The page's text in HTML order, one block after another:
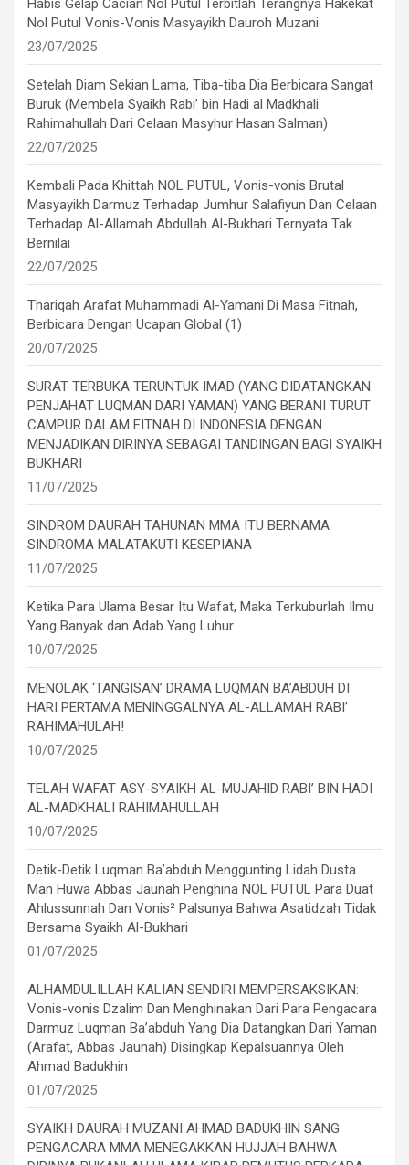
Habis Gelap Cacian Nol Putul Terbitlah Terangnya Hakekat
Nol Putul Vonis-Vonis Masyayikh Dauroh Muzani
23/07/2025
Setelah Diam Sekian Lama, Tiba-tiba Dia Berbicara Sangat
Buruk (Membela Syaikh Rabi’ bin Hadi al Madkhali
Rahimahullah Dari Celaan Masyhur Hasan Salman)
22/07/2025
Kembali Pada Khittah NOL PUTUL, Vonis-vonis Brutal
Masyayikh Darmuz Terhadap Jumhur Salafiyun Dan Celaan
Terhadap Al-Allamah Abdullah Al-Bukhari Ternyata Tak
Bernilai
22/07/2025
Thariqah Arafat Muhammadi Al-Yamani Di Masa Fitnah,
Berbicara Dengan Ucapan Global (1)
20/07/2025
SURAT TERBUKA TERUNTUK IMAD (YANG DIDATANGKAN
PENJAHAT LUQMAN DARI YAMAN) YANG BERANI TURUT
CAMPUR DALAM FITNAH DI INDONESIA DENGAN
MENJADIKAN DIRINYA SEBAGAI TANDINGAN BAGI SYAIKH
BUKHARI
11/07/2025
SINDROM DAURAH TAHUNAN MMA ITU BERNAMA
SINDROMA MALATAKUTI KESEPIANA
11/07/2025
Ketika Para Ulama Besar Itu Wafat, Maka Terkuburlah Ilmu
Yang Banyak dan Adab Yang Luhur
10/07/2025
MENOLAK ‘TANGISAN’ DRAMA LUQMAN BA’ABDUH DI
HARI PERTAMA MENINGGALNYA AL-ALLAMAH RABI’
RAHIMAHULAH!
10/07/2025
TELAH WAFAT ASY-SYAIKH AL-MUJAHID RABI’ BIN HADI
AL-MADKHALI RAHIMAHULLAH
10/07/2025
Detik-Detik Luqman Ba’abduh Menggunting Lidah Dusta
Man Huwa Abbas Jaunah Penghina NOL PUTUL Para Duat
Ahlussunnah Dan Vonis² Palsunya Bahwa Asatidzah Tidak
Bersama Syaikh Al-Bukhari
01/07/2025
ALHAMDULILLAH KALIAN SENDIRI MEMPERSAKSIKAN:
Vonis-vonis Dzalim Dan Menghinakan Dari Para Pengacara
Darmuz Luqman Ba’abduh Yang Dia Datangkan Dari Yaman
(Arafat, Abbas Jaunah) Disingkap Kepalsuannya Oleh
Ahmad Badukhin
01/07/2025
SYAIKH DAURAH MUZANI AHMAD BADUKHIN SANG
PENGACARA MMA MENEGAKKAN HUJJAH BAHWA